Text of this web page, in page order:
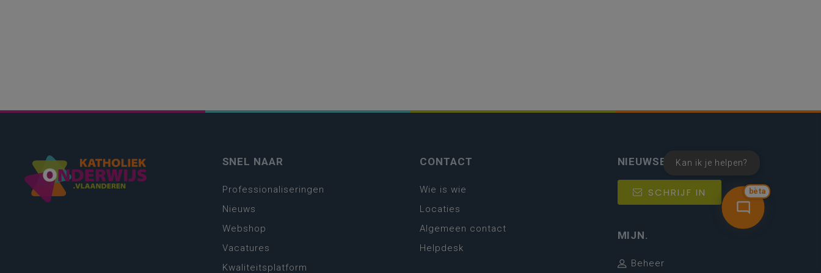
bèta
Kan ik je helpen?
SNEL NAAR
Professionaliseringen
Nieuws
Webshop
Vacatures
Kwaliteitsplatform
CONTACT
Wie is wie
Locaties
Algemeen contact
Helpdesk
NIEUWSBRIEF
SCHRIJF IN
MIJN.
Beheer